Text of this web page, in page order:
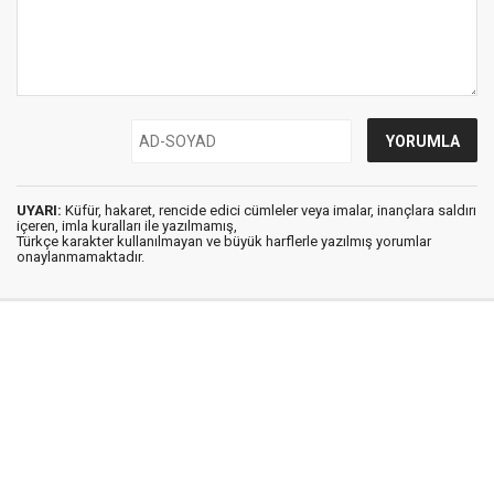
UYARI: Küfür, hakaret, rencide edici cümleler veya imalar, inançlara saldırı
içeren, imla kuralları ile yazılmamış,
Türkçe karakter kullanılmayan ve büyük harflerle yazılmış yorumlar
onaylanmamaktadır.